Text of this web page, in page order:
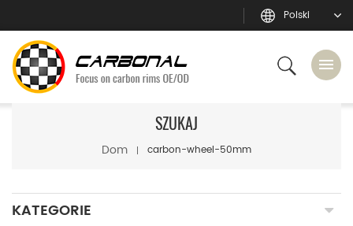
Polski
SZUKAJ
Dom carbon-wheel-50mm
KATEGORIE